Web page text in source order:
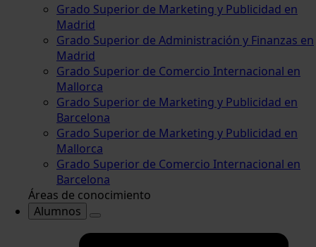
Grado Superior de Marketing y Publicidad en
Madrid
Grado Superior de Administración y Finanzas en
Madrid
Grado Superior de Comercio Internacional en
Mallorca
Grado Superior de Marketing y Publicidad en
Barcelona
Grado Superior de Marketing y Publicidad en
Mallorca
Grado Superior de Comercio Internacional en
Barcelona
Áreas de conocimiento
Alumnos